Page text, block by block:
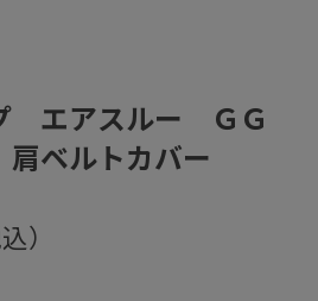
エアスルー ＧＧ
ベルトカバー